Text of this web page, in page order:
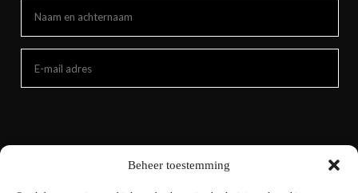
Beheer toestemming